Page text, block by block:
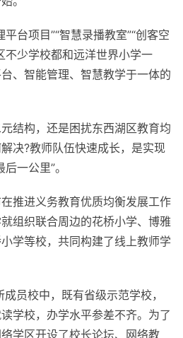
平台项目”“智慧录播教室”“创客空
不少学校都和远洋世界小学一
台、智能管理、智慧教学于一体的
结构，还是困扰东西湖区教育均
决?教师队伍快速成长，是实现
一公里”。
推进义务教育优质均衡发展工作
组织联合周边的花桥小学、博雅
学等校，共同构建了线上教师学
员校中，既有省级示范学校，
学校，办学水平参差不齐。为了
学区开设了校长论坛、网络教